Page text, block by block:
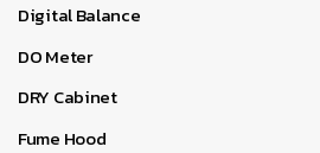
Digital Balance
DO Meter
DRY Cabinet
Fume Hood